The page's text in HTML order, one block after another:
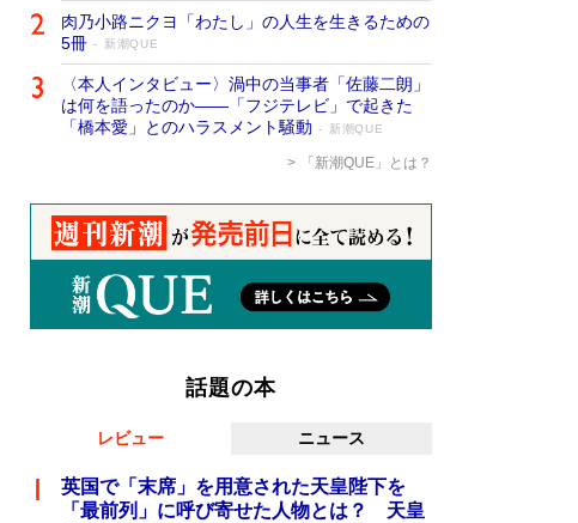
肉乃小路ニクヨ「わたし」の人生を生きるための
5冊
新潮QUE
〈本人インタビュー〉渦中の当事者「佐藤二朗」
は何を語ったのか――「フジテレビ」で起きた
「橋本愛」とのハラスメント騒動
新潮QUE
「新潮QUE」とは？
話題の本
レビュー ニュース
英国で「末席」を用意された天皇陛下を
「最前列」に呼び寄せた人物とは？ 天皇